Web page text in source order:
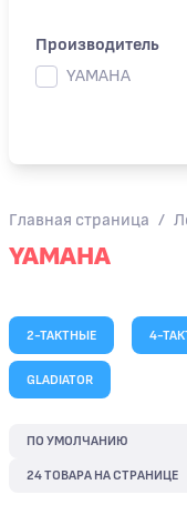
Производитель
YAMAHA
Главная страница /
YAMAHA
2-ТАКТНЫЕ 4-
GLADIATOR